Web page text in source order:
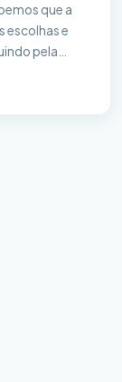
que a
escolhas e
pela